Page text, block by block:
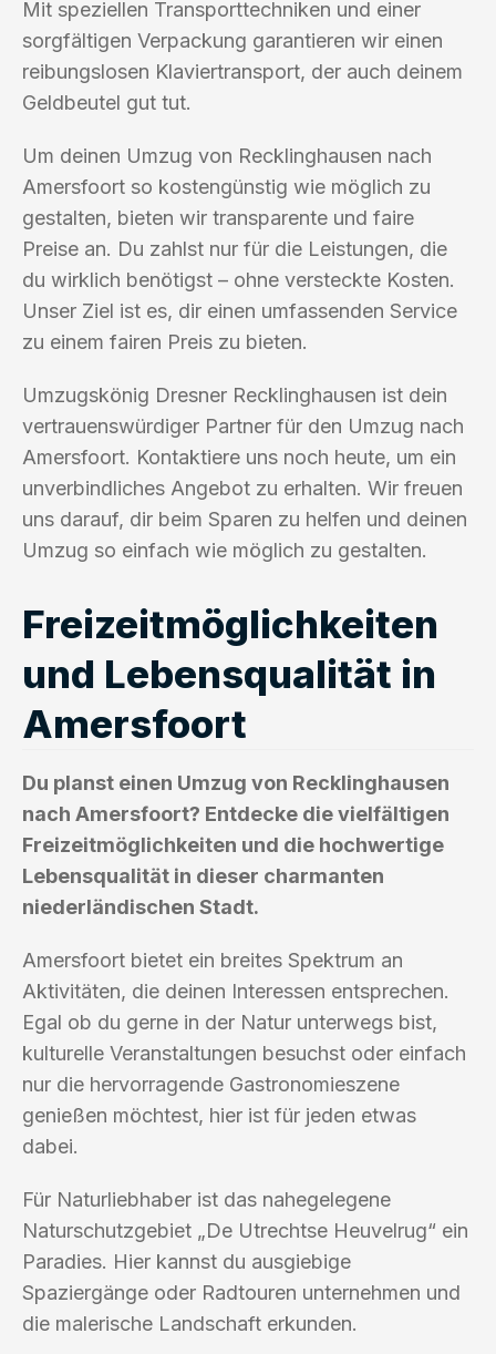
Mit speziellen Transporttechniken und einer
sorgfältigen Verpackung garantieren wir einen
reibungslosen Klaviertransport, der auch deinem
Geldbeutel gut tut.
Um deinen Umzug von Recklinghausen nach
Amersfoort so kostengünstig wie möglich zu
gestalten, bieten wir transparente und faire
Preise an. Du zahlst nur für die Leistungen, die
du wirklich benötigst – ohne versteckte Kosten.
Unser Ziel ist es, dir einen umfassenden Service
zu einem fairen Preis zu bieten.
Umzugskönig Dresner Recklinghausen ist dein
vertrauenswürdiger Partner für den Umzug nach
Amersfoort. Kontaktiere uns noch heute, um ein
unverbindliches Angebot zu erhalten. Wir freuen
uns darauf, dir beim Sparen zu helfen und deinen
Umzug so einfach wie möglich zu gestalten.
Freizeitmöglichkeiten
und Lebensqualität in
Amersfoort
Du planst einen Umzug von Recklinghausen
nach Amersfoort? Entdecke die vielfältigen
Freizeitmöglichkeiten und die hochwertige
Lebensqualität in dieser charmanten
niederländischen Stadt.
Amersfoort bietet ein breites Spektrum an
Aktivitäten, die deinen Interessen entsprechen.
Egal ob du gerne in der Natur unterwegs bist,
kulturelle Veranstaltungen besuchst oder einfach
nur die hervorragende Gastronomieszene
genießen möchtest, hier ist für jeden etwas
dabei.
Für Naturliebhaber ist das nahegelegene
Naturschutzgebiet „De Utrechtse Heuvelrug“ ein
Paradies. Hier kannst du ausgiebige
Spaziergänge oder Radtouren unternehmen und
die malerische Landschaft erkunden.